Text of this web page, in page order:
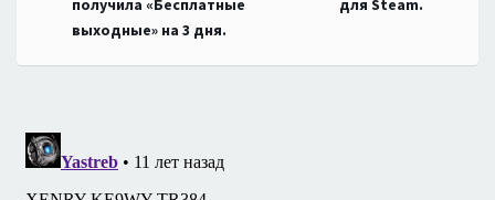
записям
получила «Бесплатные
выходные» на 3 дня.
для Steam.